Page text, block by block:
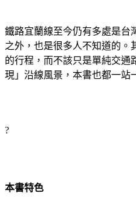
鐵路宜蘭線至今仍有多處是台
之外，也是很多人不知道的。
的行程，而不該只是單純交通
現」沿線風景，本書也都一站
?
本書特色